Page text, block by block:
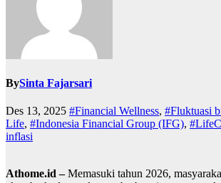
BySinta Fajarsari
Des 13, 2025 #Financial Wellness, #Fluktuasi
Life, #Indonesia Financial Group (IFG),
inflasi
Athome.id –Memasuki tahun 2026,